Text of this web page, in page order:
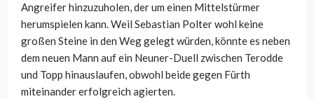
Angreifer hinzuzuholen, der um einen Mittelstürmer
herumspielen kann. Weil Sebastian Polter wohl keine
großen Steine in den Weg gelegt würden, könnte es neben
dem neuen Mann auf ein Neuner-Duell zwischen Terodde
und Topp hinauslaufen, obwohl beide gegen Fürth
miteinander erfolgreich agierten.